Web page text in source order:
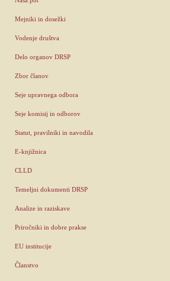
Mejniki in dosežki
Vodenje društva
Delo organov DRSP
Zbor članov
Seje upravnega odbora
Seje komisij in odborov
Statut, pravilniki in navodila
E-knjižnica
CLLD
Temeljni dokumenti DRSP
Analize in raziskave
Priročniki in dobre prakse
EU institucije
Članstvo